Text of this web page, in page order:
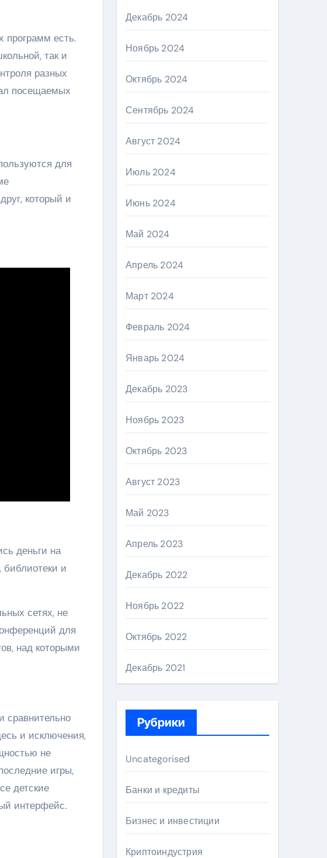
программ есть.
так и
разных
посещаемых
для
который и
деньги на
и
сетях, не
для
над которыми
сравнительно
и исключения,
не
игры,
детские
интерфейс.
Декабрь 2024
Ноябрь 2024
Октябрь 2024
Сентябрь 2024
Август 2024
Июль 2024
Июнь 2024
Май 2024
Апрель 2024
Март 2024
Февраль 2024
Январь 2024
Декабрь 2023
Ноябрь 2023
Октябрь 2023
Август 2023
Май 2023
Апрель 2023
Декабрь 2022
Ноябрь 2022
Октябрь 2022
Декабрь 2021
Рубрики
Uncategorised
Банки и кредиты
Бизнес и инвестиции
Криптоиндустрия